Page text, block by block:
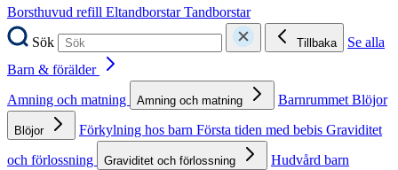
Borsthuvud refill EltandborstarTandborstar
Sök
Tillbaka
Se alla
Barn & förälder
Amning och matning
Amning och matning BarnrummetBlöjor
Blöjor Förkylning hos barn Första tiden med bebis Graviditet
och förlossning
Graviditet och förlossning
Hudvård barn